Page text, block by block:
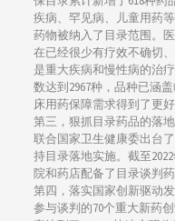
疾病、罕见病、儿童用药
药物被纳入了目录范围。
在已经很少有疗效不确切
是重大疾病和慢性病的治
数达到2967种，品种已涵
床用药保障需求得到了更好
第三，狠抓目录药品的落
联合国家卫生健康委出台
持目录落地实施。截至
院和药店配备了目录谈判药
第四，落实国家创新驱动
参与谈判的70个重大新药